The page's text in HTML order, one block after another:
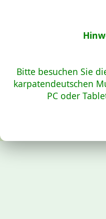
Bitte besuchen Sie
karpatendeutschen
PC oder